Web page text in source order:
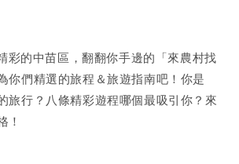
彩的中苗區，翻翻你手邊的「來農村找
你們精選的旅程＆旅遊指南吧！你是
旅行？八條精彩遊程哪個最吸引你？來
！